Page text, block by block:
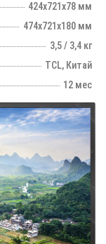
424х721х78 мм
474x721x180 мм
3,5 / 3,4 кг
TCL, Китай
12 мес